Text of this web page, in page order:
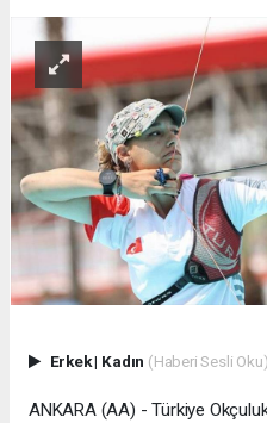
Erkek| Kadın (Haberi Sesli Oku)
ANKARA (AA) - Türkiye